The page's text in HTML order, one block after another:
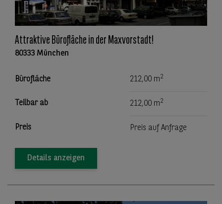
Attraktive Bürofläche in der Maxvorstadt!
80333 München
Bürofläche 212,00 m2
Teilbar ab 212,00 m2
Preis Preis auf Anfrage
Details anzeigen